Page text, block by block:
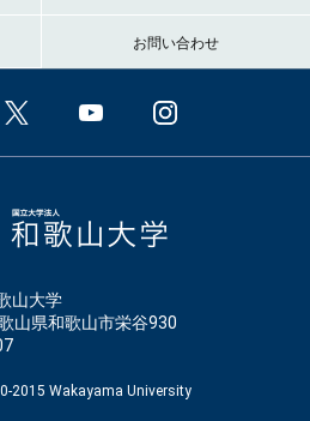
お問い合わせ
山大学
山県和歌山市栄谷930
2015 Wakayama University